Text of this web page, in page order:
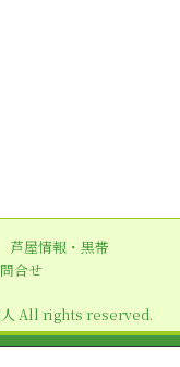
芦屋情報・黒帯
合せ
All rights reserved.